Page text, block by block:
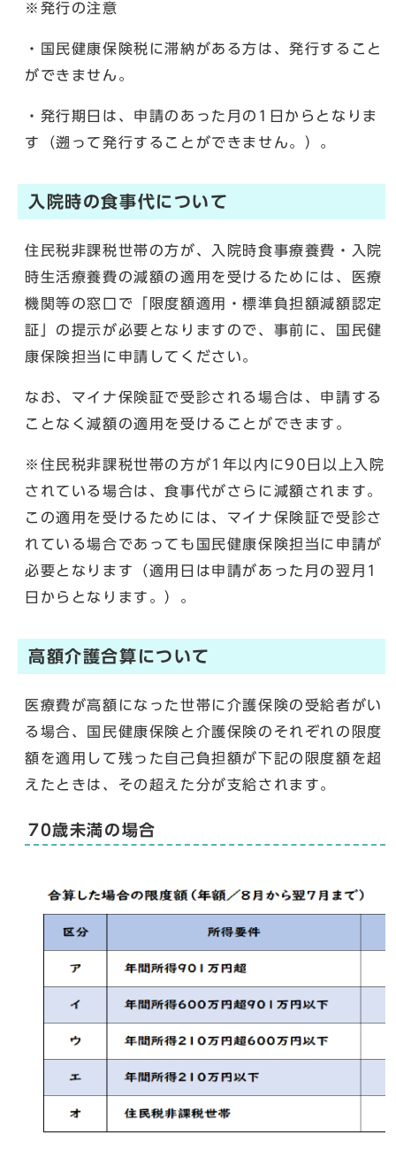
※発行の注意
・国民健康保険税に滞納がある方は、発行すること
ができません。
・発行期日は、申請のあった月の1日からとなりま
す（遡って発行することができません。）。
入院時の食事代について
住民税非課税世帯の方が、入院時食事療養費・入院
時生活療養費の減額の適用を受けるためには、医療
機関等の窓口で「限度額適用・標準負担額減額認定
証」の提示が必要となりますので、事前に、国民健
康保険担当に申請してください。
なお、マイナ保険証で受診される場合は、申請する
ことなく減額の適用を受けることができます。
※住民税非課税世帯の方が1年以内に90日以上入院
されている場合は、食事代がさらに減額されます。
この適用を受けるためには、マイナ保険証で受診さ
れている場合であっても国民健康保険担当に申請が
必要となります（適用日は申請があった月の翌月1
日からとなります。）。
高額介護合算について
医療費が高額になった世帯に介護保険の受給者がい
る場合、国民健康保険と介護保険のそれぞれの限度
額を適用して残った自己負担額が下記の限度額を超
えたときは、その超えた分が支給されます。
70歳未満の場合